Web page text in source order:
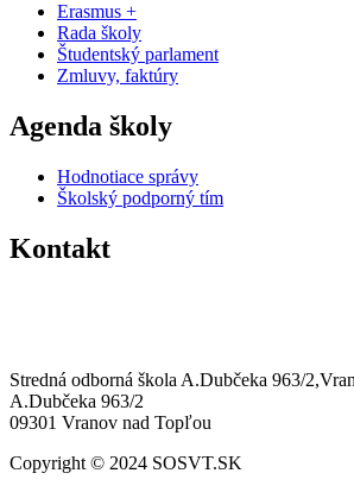
Erasmus +
Rada školy
Študentský parlament
Zmluvy, faktúry
Agenda školy
Hodnotiace správy
Školský podporný tím
Kontakt
Stredná odborná škola A.Dubčeka 963/
A.Dubčeka 963/2
09301 Vranov nad Topľou
Copyright © 2024 SOSVT.SK